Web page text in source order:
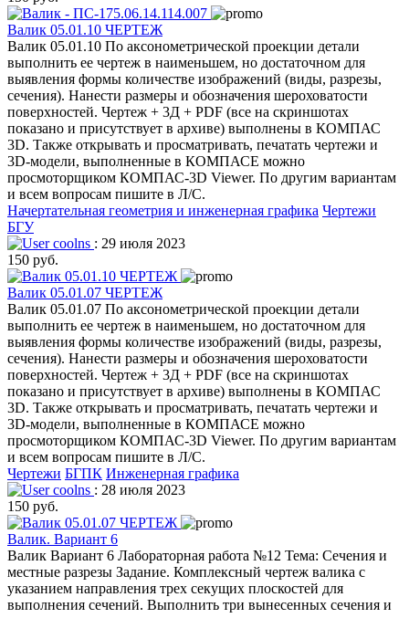
Валик 05.01.10 ЧЕРТЕЖ
Валик 05.01.10 По аксонометрической проекции детали
выполнить ее чертеж в наименьшем, но достаточном для
выявления формы количестве изображений (виды, разрезы,
сечения). Нанести размеры и обозначения шероховатости
поверхностей. Чертеж + 3Д + PDF (все на скриншотах
показано и присутствует в архиве) выполнены в КОМПАС
3D. Также открывать и просматривать, печатать чертежи и
3D-модели, выполненные в КОМПАСЕ можно
просмоторщиком КОМПАС-3D Viewer. По другим вариантам
и всем вопросам пишите в Л/С.
Начертательная геометрия и инженерная графика Чертежи
БГУ
coolns : 29 июля 2023
150 руб.
Валик 05.01.07 ЧЕРТЕЖ
Валик 05.01.07 По аксонометрической проекции детали
выполнить ее чертеж в наименьшем, но достаточном для
выявления формы количестве изображений (виды, разрезы,
сечения). Нанести размеры и обозначения шероховатости
поверхностей. Чертеж + 3Д + PDF (все на скриншотах
показано и присутствует в архиве) выполнены в КОМПАС
3D. Также открывать и просматривать, печатать чертежи и
3D-модели, выполненные в КОМПАСЕ можно
просмоторщиком КОМПАС-3D Viewer. По другим вариантам
и всем вопросам пишите в Л/С.
Чертежи БГПК Инженерная графика
coolns : 28 июля 2023
150 руб.
Валик. Вариант 6
Валик Вариант 6 Лабораторная работа №12 Тема: Сечения и
местные разрезы Задание. Комплексный чертеж валика с
указанием направления трех секущих плоскостей для
выполнения сечений. Выполнить три вынесенных сечения и